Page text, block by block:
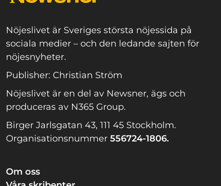
Nöjeslivet är Sveriges största nöjessida på
sociala medier – och den ledande sajten för
nöjesnyheter.
Publisher: Christian Ström
Nöjeslivet är en del av Newsner, ägs och
produceras av N365 Group.
Birger Jarlsgatan 43, 111 45 Stockholm.
Organisationsnummer 556724-1806.
Om oss